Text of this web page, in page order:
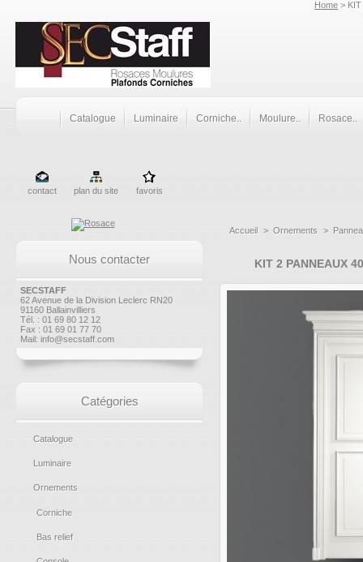
Home > KIT
Catalogue Luminaire Corniche.. Moulure.. Rosace..
contact plan du site favoris
Nous contacter
SECSTAFF
62 Avenue de la Division Leclerc RN20
91160 Ballainvilliers
Tél. : 01 69 80 12 12
Fax : 01 69 01 77 70
Mail: info@secstaff.com
Catégories
Catalogue
Luminaire
Ornements
Corniche
Bas relief
Accueil > Ornements >
KIT 2 PANNEAUX